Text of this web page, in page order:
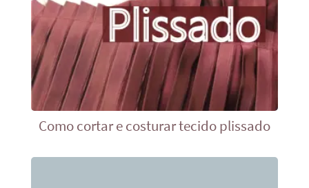
Como cortar e costurar tecido plissado